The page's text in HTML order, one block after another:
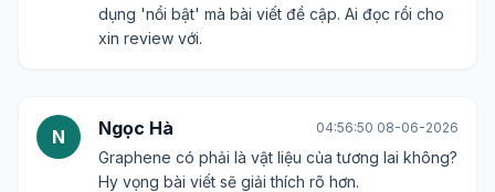
dụng 'nổi bật' mà bài viết đề cập. Ai đọc rồi cho
xin review với.
N Ngọc Hà 04:56:50 08-06-2026
Graphene có phải là vật liệu của tương lai không?
Hy vọng bài viết sẽ giải thích rõ hơn.